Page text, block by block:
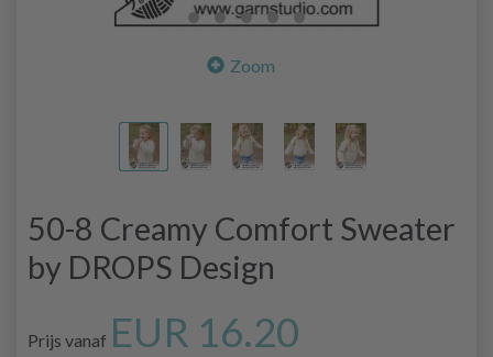
Zoom
50-8 Creamy Comfort Sweater
by DROPS Design
Prijs vanaf EUR 16.20